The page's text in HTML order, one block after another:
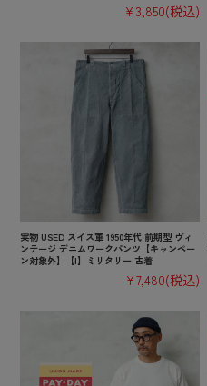
¥3,850(税込)
実物 USED スイス軍 1950年代 前期型 ヴィ
ンテージ デニムワークパンツ【キャンペー
ン対象外】【I】ミリタリー 古着
¥7,480(税込)